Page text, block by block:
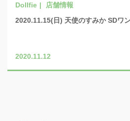
店舗情報
2020.11.15(日) 天使のすみか SDワ
2020.11.12